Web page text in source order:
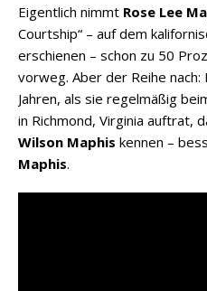
Eigentlich nimmt Rose Lee
Courtship“ – auf dem
erschienen – schon zu 50
vorweg. Aber der Reihe
Jahren, als sie regelmäßig
in Richmond, Virginia auftrat,
Wilson Maphis kennen –
Maphis.